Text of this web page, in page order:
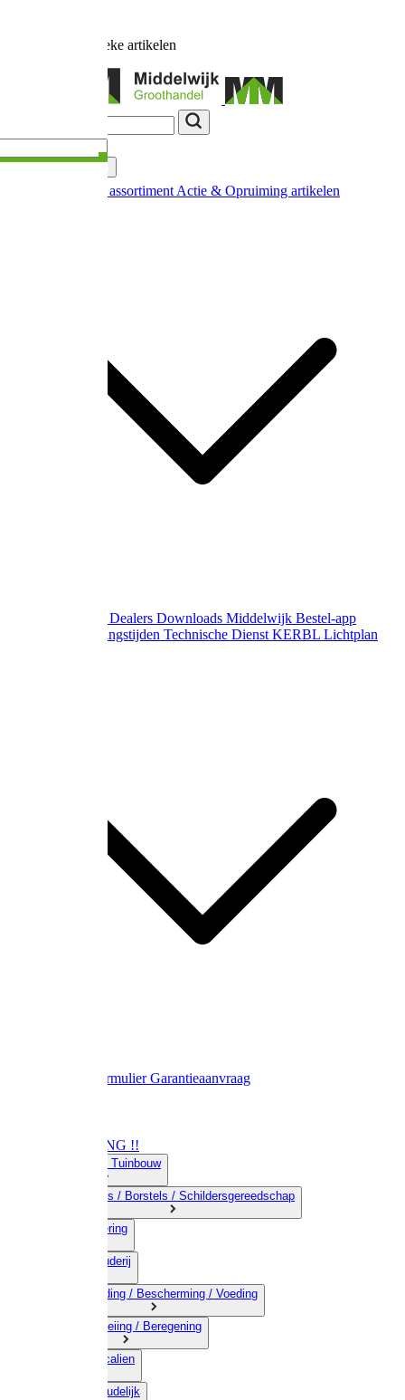
unieke artikelen
Nieuw in ons assortiment Actie & Opruiming artikelen
Dealers Downloads Middelwijk Bestel-app
Gewijzigde openingstijden Technische Dienst KERBL Lichtplan
RetourformulierGarantieaanvraag
OPRUIMING !!
01) Land-& Tuinbouw
02) Bezems / Borstels / Schildersgereedschap
03) Afrastering
04) Veehouderij
05) Bestrijding / Bescherming / Voeding
06) Besproeiing / Beregening
07) Chemicalien
08) Huishoudelijk